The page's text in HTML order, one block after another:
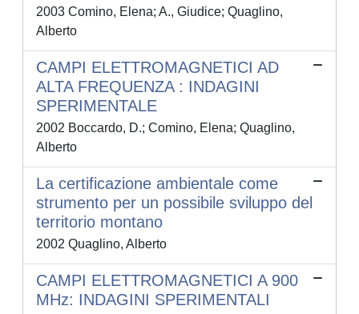
2003 Comino, Elena; A., Giudice; Quaglino,
Alberto
CAMPI ELETTROMAGNETICI AD
ALTA FREQUENZA : INDAGINI
SPERIMENTALE
2002 Boccardo, D.; Comino, Elena; Quaglino,
Alberto
La certificazione ambientale come
strumento per un possibile sviluppo del
territorio montano
2002 Quaglino, Alberto
CAMPI ELETTROMAGNETICI A 900
MHz: INDAGINI SPERIMENTALI